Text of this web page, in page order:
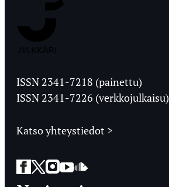
Ylioppilaslehti
ISSN 2341-7218 (painettu)
ISSN 2341-7226 (verkkojulkaisu)
Katso yhteystiedot >
Facebook
Twitter
Instagram
YouTube
SoundCloud